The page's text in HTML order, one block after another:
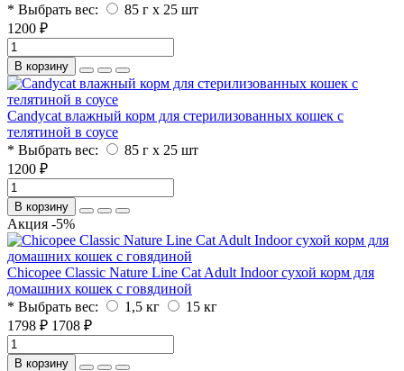
* Выбрать вес:
85 г x 25 шт
1200 ₽
В корзину
Candycat влажный корм для стерилизованных кошек с
телятиной в соусе
* Выбрать вес:
85 г x 25 шт
1200 ₽
В корзину
Акция -5%
Chicopee Classic Nature Line Cat Adult Indoor сухой корм для
домашних кошек с говядиной
* Выбрать вес:
1,5 кг
15 кг
1798 ₽ 1708 ₽
В корзину